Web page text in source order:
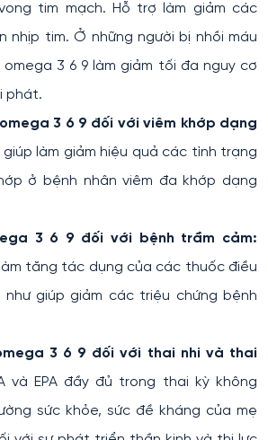
tim mạch. Hỗ trợ làm giảm các
nhịp tim. Ở những người bị nhồi máu
3 6 9 làm giảm tối đa nguy cơ
phát.
3 6 9 đối với viêm khớp dạng
giúp làm giảm hiệu quả các tình trạng
ở bệnh nhân viêm đa khớp dạng
3 6 9 đối với bệnh trầm cảm:
tăng tác dụng của các thuốc điều
giúp giảm các triệu chứng bệnh
3 6 9 đối với thai nhi và thai
và EPA đầy đủ trong thai kỳ không
sức khỏe, sức đề kháng của mẹ